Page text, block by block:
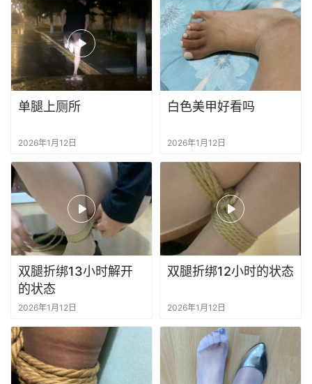
丝
袜
帆
布
鞋
捆
电
击
穿
刺
美
视
频
单腿上厕所
2026年1月12日
白色美甲好看吗
2026年1月12日
双腿折绑13小时解开
的状态
2026年1月12日
双腿折绑12小时的状态
2026年1月12日